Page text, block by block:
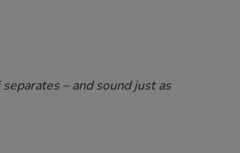
– and sound just as